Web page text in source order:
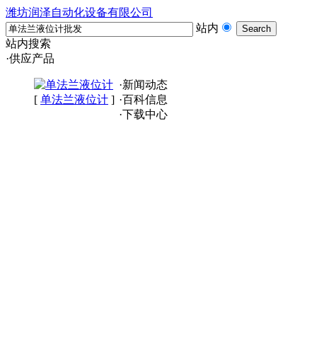
潍坊润泽自动化设备有限公司
站内
站内搜索
·供应产品
[ 单法兰液位计 ]
·新闻动态
·百科信息
·下载中心